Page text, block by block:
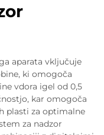
aparata vključuje
ki omogoča
vdora igel od 0,5
kar omogoča
plasti za optimalne
za nadzor